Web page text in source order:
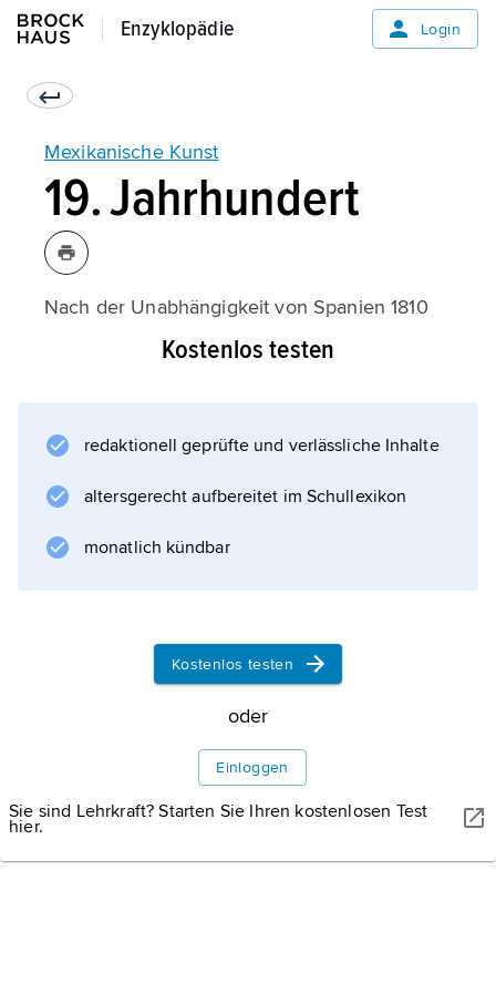
Enzyklopädie
Enzyklopädie Login
Mexikanische Kunst
19. Jahrhundert
Nach der Unabhängigkeit von Spanien 1810
bereisten zahlreiche europäische Künstler
Claudio Linati (* 1790, † 1832)
aus Italien, der die Lithografie einführte,
aus Frankreich,
Informationen zum Artikel
Kostenlos testen
redaktionell geprüfte und verlässliche Inhalte
altersgerecht aufbereitet im Schullexikon
monatlich kündbar
Kostenlos testen
oder
Einloggen
Sie sind Lehrkraft? Starten Sie Ihren kostenlosen Test
hier.